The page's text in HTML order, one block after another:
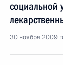
социальной
30 ноября 2009